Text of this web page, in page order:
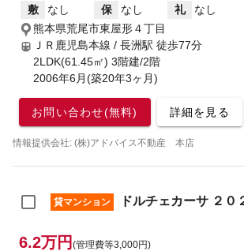
敷 なし 保 なし 礼
なし
熊本県荒尾市東屋形４丁目
ＪＲ鹿児島本線 / 長洲駅 徒歩77分
2LDK(61.45㎡) 3階建/2階
2006年6月(築20年3ヶ月)
お問い合わせ(無料) 詳細を見る
情報提供会社: (株)アドバイス不動産 本店
貸マンション ドルチェカーサ ２０
6.2万円 (管理費等3,000円)